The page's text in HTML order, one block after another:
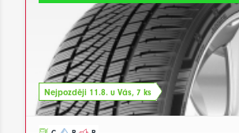
Nejpozději 11.8. u Vás, 7 ks